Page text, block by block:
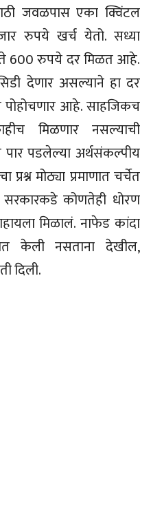
जवळपास एका क्विंटल
रुपये खर्च येतो. सध्या
600 रुपये दर मिळत आहे.
देणार असल्याने हा दर
आहे. साहजिकच
मिळणार नसल्याची
पडलेल्या अर्थसंकल्पीय
मोठ्या प्रमाणात चर्चेत
कोणतेही धोरण
मिळालं. नाफेड कांदा
केली नसताना देखील,
दिली.